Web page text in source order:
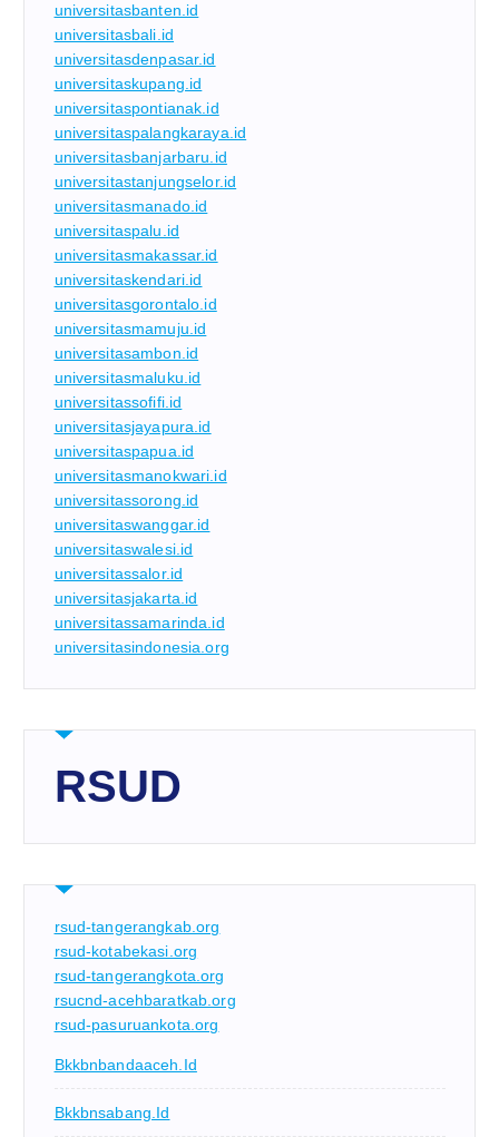
universitasbanten.id
universitasbali.id
universitasdenpasar.id
universitaskupang.id
universitaspontianak.id
universitaspalangkaraya.id
universitasbanjarbaru.id
universitastanjungselor.id
universitasmanado.id
universitaspalu.id
universitasmakassar.id
universitaskendari.id
universitasgorontalo.id
universitasmamuju.id
universitasambon.id
universitasmaluku.id
universitassofifi.id
universitasjayapura.id
universitaspapua.id
universitasmanokwari.id
universitassorong.id
universitaswanggar.id
universitaswalesi.id
universitassalor.id
universitasjakarta.id
universitassamarinda.id
universitasindonesia.org
RSUD
rsud-tangerangkab.org
rsud-kotabekasi.org
rsud-tangerangkota.org
rsucnd-acehbaratkab.org
rsud-pasuruankota.org
Bkkbnbandaaceh.id
Bkkbnsabang.id